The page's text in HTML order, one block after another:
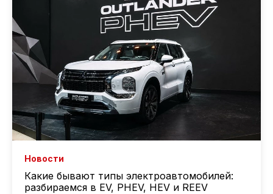
Новости
Какие бывают типы электроавтомобилей:
разбираемся в EV, PHEV, HEV и REEV